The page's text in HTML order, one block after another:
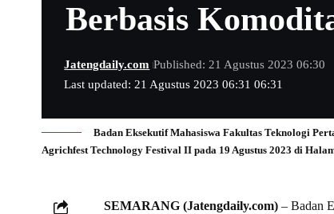
Berbasis
Last updated: 21 Agustus 2023 06:31 06:31
Jatengdaily.com Published: 21 Agustus 2023 06:30
Badan Eksekutif Mahasiswa Fakultas Teknologi
Agrichfest Technology Festival II pada 19 Agustus 2023 di
SEMARANG (Jatengdaily.com) – Badan